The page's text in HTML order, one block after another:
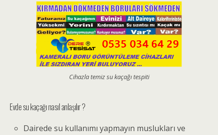
Cihazla temiz su kaçağı tespiti
Evde su kaçağı nasıl anlaşılır ?
Dairede su kullanımı yapmayın muslukları ve